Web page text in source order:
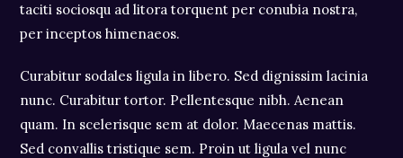
taciti sociosqu ad litora torquent per conubia nostra,
per inceptos himenaeos.
Curabitur sodales ligula in libero. Sed dignissim lacinia
nunc. Curabitur tortor. Pellentesque nibh. Aenean
quam. In scelerisque sem at dolor. Maecenas mattis.
Sed convallis tristique sem. Proin ut ligula vel nunc